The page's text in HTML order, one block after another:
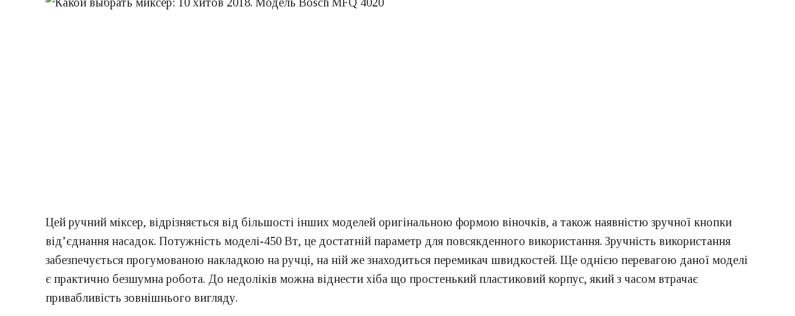
Цей ручний міксер, відрізняється від більшості інших моделей оригінальною формою віночків, а також наявністю зручної кнопки
від’єднання насадок. Потужність моделі-450 Вт, це достатній параметр для повсякденного використання. Зручність використання
забезпечується прогумованою накладкою на ручці, на ній же знаходиться перемикач швидкостей. Ще однією перевагою даної моделі
є практично безшумна робота. До недоліків можна віднести хіба що простенький пластиковий корпус, який з часом втрачає
привабливість зовнішнього вигляду.